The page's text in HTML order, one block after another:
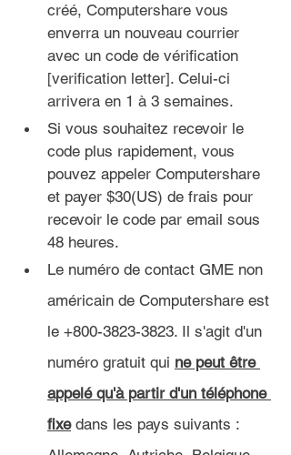
créé, Computershare vous
enverra un nouveau courrier
avec un code de vérification
[verification letter]. Celui-ci
arrivera en 1 à 3 semaines.
Si vous souhaitez recevoir le
code plus rapidement, vous
pouvez appeler Computershare
et payer $30(US) de frais pour
recevoir le code par email sous
48 heures.
Le numéro de contact GME non
américain de Computershare est
le +800-3823-3823. Il s'agit d'un
numéro gratuit qui ne peut être
appelé qu'à partir d'un téléphone
fixe dans les pays suivants :